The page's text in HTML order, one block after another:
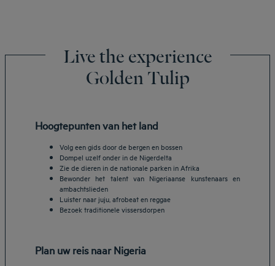
Live the experience
Golden Tulip
Hoogtepunten van het land
Volg een gids door de bergen en bossen
Dompel uzelf onder in de Nigerdelta
Zie de dieren in de nationale parken in Afrika
Bewonder het talent van Nigeriaanse kunstenaars en
ambachtslieden
Luister naar juju, afrobeat en reggae
Bezoek traditionele vissersdorpen
Plan uw reis naar Nigeria